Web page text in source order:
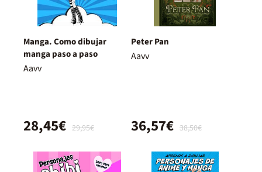
Manga. Como dibujar
manga paso a paso
Aavv
29,95€
28,45€
Peter Pan
Aavv
38,50€
36,57€